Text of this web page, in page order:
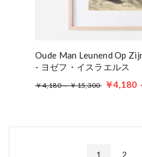
Oude Man Leunend Op
- ヨゼフ・イスラエルス
￥4,180～ ￥15,300 ￥4,180
1 2